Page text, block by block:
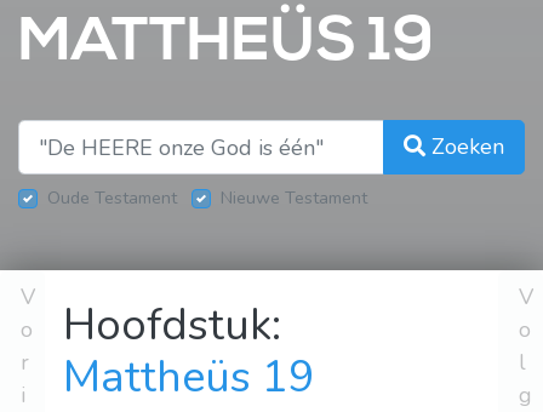
MATTHEÜS 19
Zoeken
Oude Testament Nieuwe Testament
V
o
r
i
Hoofdstuk:
Mattheüs 19
V
o
l
g